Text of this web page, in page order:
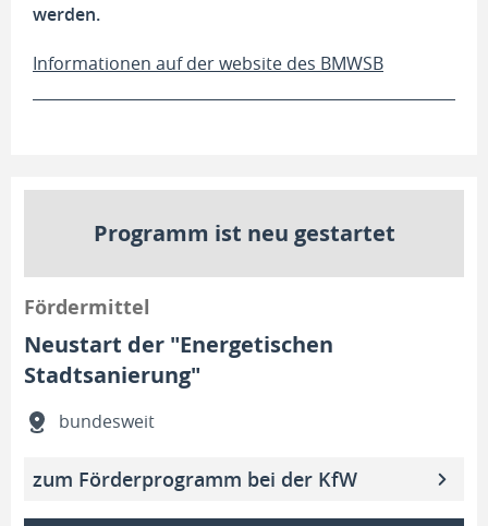
werden.
Informationen auf der website des BMWSB
Programm ist neu gestartet
Fördermittel
Neustart der "Energetischen
Stadtsanierung"
bundesweit
zum Förderprogramm bei der KfW